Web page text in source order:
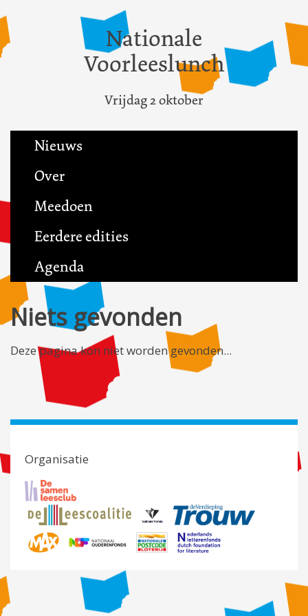
Nationale
Voorleeslunch
Vrijdag 2 oktober
Nieuws
Over
Meedoen
Eerdere edities
Agenda
Niets gevonden
Deze pagina kon niet worden gevonden...
Organisatie